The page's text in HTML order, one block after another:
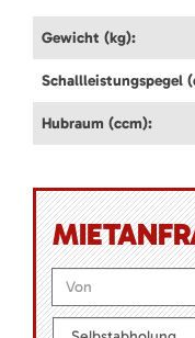
Gewicht (kg):
Schallleistungspegel
Hubraum (ccm):